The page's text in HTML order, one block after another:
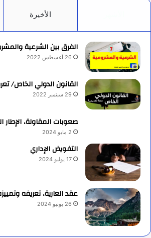
الأخيرة
الفرق بين الشرعية
26 أغسطس 2022
القانون الدولي الخاص/
29 سبتمبر 2022
صعوبات المقاولة، الإطار
2 مايو 2024
التفويض الإداري
17 يوليو 2024
عقد العارية، تعريفه
26 يونيو 2024